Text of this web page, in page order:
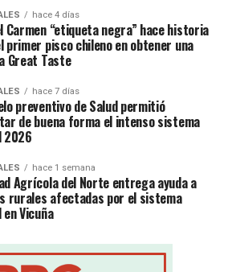
hace 4 días
Carmen “etiqueta negra” hace historia
primer pisco chileno en obtener una
Great Taste
hace 7 días
preventivo de Salud permitió
de buena forma el intenso sistema
hace 1 semana
Agrícola del Norte entrega ayuda a
rurales afectadas por el sistema
Vicuña